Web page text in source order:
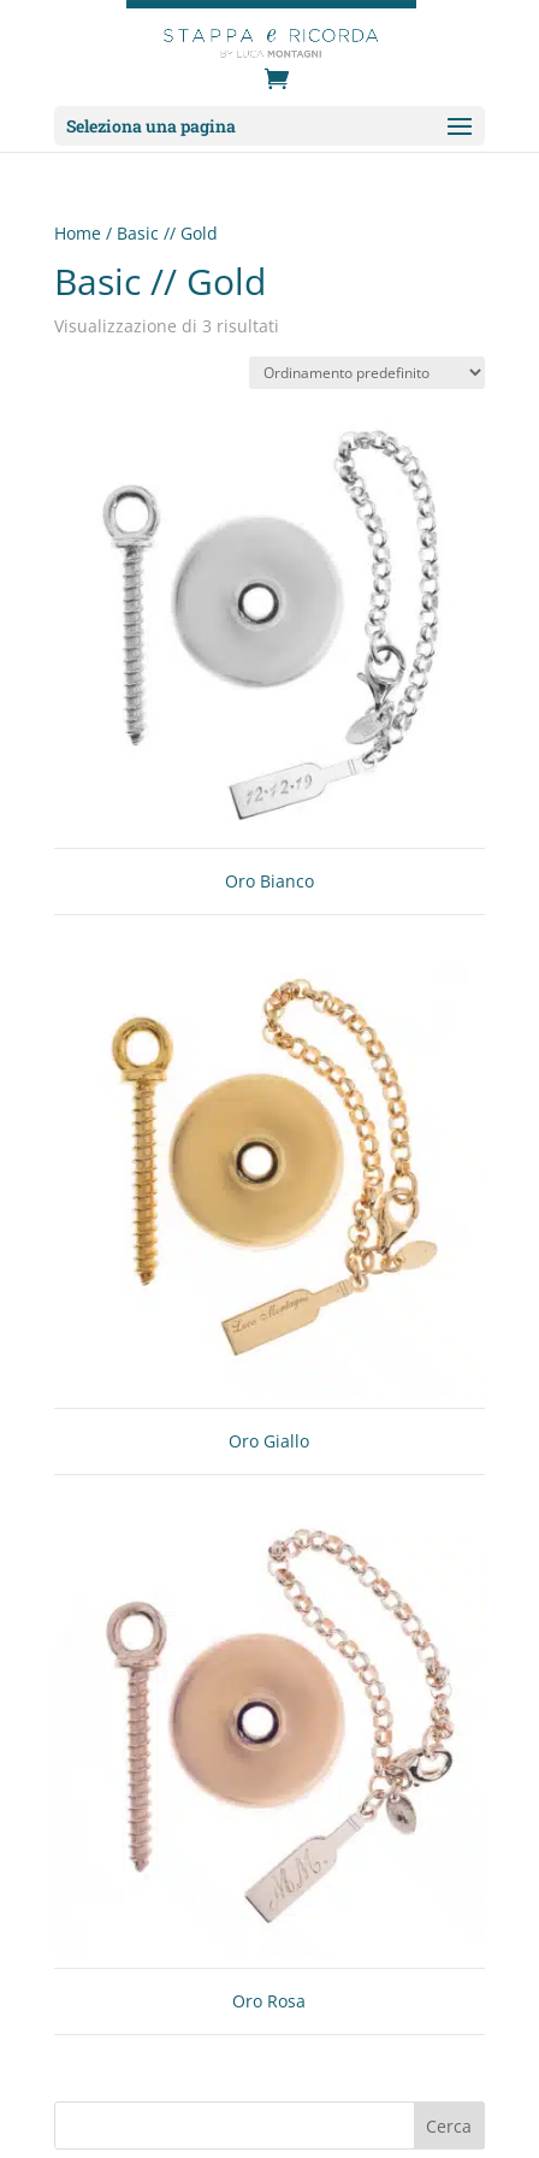
Seleziona una pagina
Home/ Basic // Gold
Basic // Gold
Visualizzazione di 3 risultati
Oro Bianco
Oro Giallo
Oro Rosa